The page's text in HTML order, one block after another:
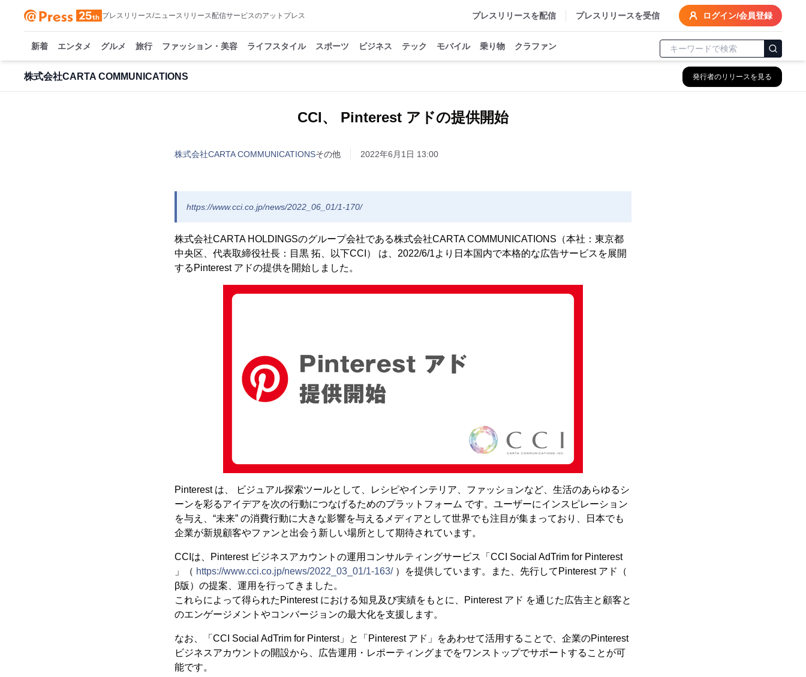
プレスリリース/ニュースリリース配信サービスのアットプレス プレスリリースを配信 プレスリリースを受信 ログイン/会員登録
新着 エンタメ グルメ 旅行 ファッション・美容 ライフスタイル スポーツ ビジネス テック モバイル 乗り物 クラファン
株式会社CARTA COMMUNICATIONS 発行者のリリースを見る
CCI、 Pinterest アドの提供開始
株式会社CARTA COMMUNICATIONSその他 2022年6月1日 13:00
https://www.cci.co.jp/news/2022_06_01/1-170/
株式会社CARTA HOLDINGSのグループ会社である株式会社CARTA COMMUNICATIONS（本社：東京都
中央区、代表取締役社長：目黒 拓、以下CCI） は、2022/6/1より日本国内で本格的な広告サービスを展開
するPinterest アドの提供を開始しました。
Pinterest は、 ビジュアル探索ツールとして、レシピやインテリア、ファッションなど、生活のあらゆるシ
ーンを彩るアイデアを次の行動につなげるためのプラットフォーム です。ユーザーにインスピレーション
を与え、“未来” の消費行動に大きな影響を与えるメディアとして世界でも注目が集まっており、日本でも
企業が新規顧客やファンと出会う新しい場所として期待されています。
CCIは、Pinterest ビジネスアカウントの運用コンサルティングサービス「CCI Social AdTrim for Pinterest
」（ https://www.cci.co.jp/news/2022_03_01/1-163/）を提供しています。また、先行してPinterest アド（
β版）の提案、運用を行ってきました。
これらによって得られたPinterest における知見及び実績をもとに、Pinterest アド を通じた広告主と顧客と
のエンゲージメントやコンバージョンの最大化を支援します。
なお、「CCI Social AdTrim for Pinterst」と「Pinterest アド」をあわせて活用することで、企業のPinterest
ビジネスアカウントの開設から、広告運用・レポーティングまでをワンストップでサポートすることが可
能です。